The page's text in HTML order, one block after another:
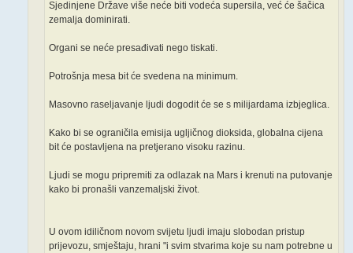
Sjedinjene Države više neće biti vodeća supersila, već će šačica
zemalja dominirati.
Organi se neće presađivati nego tiskati.
Potrošnja mesa bit će svedena na minimum.
Masovno raseljavanje ljudi dogodit će se s milijardama izbjeglica.
Kako bi se ograničila emisija ugljičnog dioksida, globalna cijena
bit će postavljena na pretjerano visoku razinu.
Ljudi se mogu pripremiti za odlazak na Mars i krenuti na putovanje
kako bi pronašli vanzemaljski život.
U ovom idiličnom novom svijetu ljudi imaju slobodan pristup
prijevozu, smještaju, hrani "i svim stvarima koje su nam potrebne u